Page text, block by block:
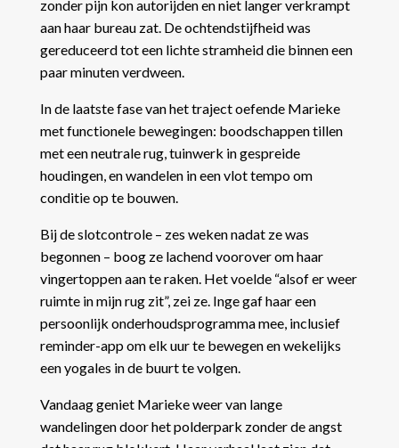
zonder pijn kon autorijden en niet langer verkrampt
aan haar bureau zat. De ochtendstijfheid was
gereduceerd tot een lichte stramheid die binnen een
paar minuten verdween.
In de laatste fase van het traject oefende Marieke
met functionele bewegingen: boodschappen tillen
met een neutrale rug, tuinwerk in gespreide
houdingen, en wandelen in een vlot tempo om
conditie op te bouwen.
Bij de slotcontrole – zes weken nadat ze was
begonnen – boog ze lachend voorover om haar
vingertoppen aan te raken. Het voelde “alsof er weer
ruimte in mijn rug zit”, zei ze. Inge gaf haar een
persoonlijk onderhoudsprogramma mee, inclusief
reminder-app om elk uur te bewegen en wekelijks
een yogales in de buurt te volgen.
Vandaag geniet Marieke weer van lange
wandelingen door het polderpark zonder de angst